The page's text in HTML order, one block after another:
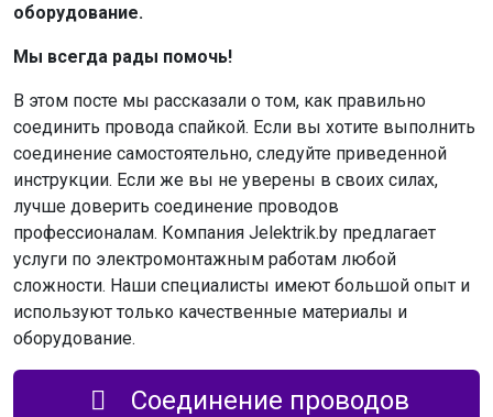
оборудование.
Мы всегда рады помочь!
В этом посте мы рассказали о том, как правильно
соединить провода спайкой. Если вы хотите выполнить
соединение самостоятельно, следуйте приведенной
инструкции. Если же вы не уверены в своих силах,
лучше доверить соединение проводов
профессионалам. Компания Jelektrik.by предлагает
услуги по электромонтажным работам любой
сложности. Наши специалисты имеют большой опыт и
используют только качественные материалы и
оборудование.
Соединение проводов